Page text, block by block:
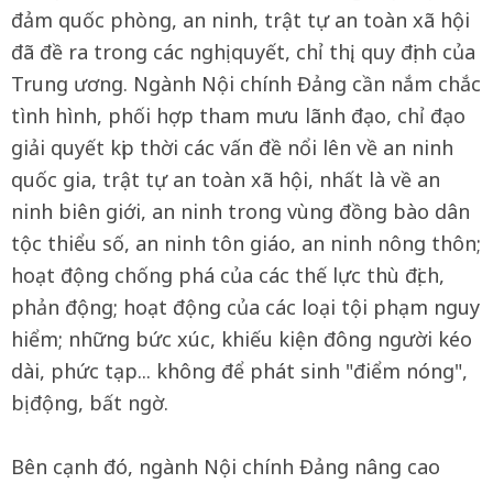
đảm quốc phòng, an ninh, trật tự an toàn xã hội
đã đề ra trong các nghị quyết, chỉ thị, quy định của
Trung ương. Ngành Nội chính Đảng cần nắm chắc
tình hình, phối hợp tham mưu lãnh đạo, chỉ đạo
giải quyết kịp thời các vấn đề nổi lên về an ninh
quốc gia, trật tự an toàn xã hội, nhất là về an
ninh biên giới, an ninh trong vùng đồng bào dân
tộc thiểu số, an ninh tôn giáo, an ninh nông thôn;
hoạt động chống phá của các thế lực thù địch,
phản động; hoạt động của các loại tội phạm nguy
hiểm; những bức xúc, khiếu kiện đông người kéo
dài, phức tạp... không để phát sinh "điểm nóng",
bị động, bất ngờ.
Bên cạnh đó, ngành Nội chính Đảng nâng cao